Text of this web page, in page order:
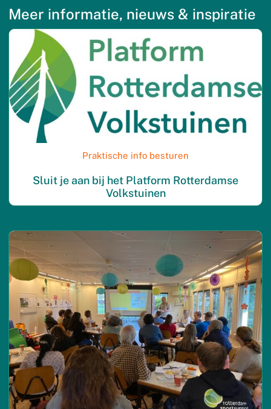
Meer informatie, nieuws & inspiratie
Praktische info besturen
Sluit je aan bij het Platform Rotterdamse
Volkstuinen